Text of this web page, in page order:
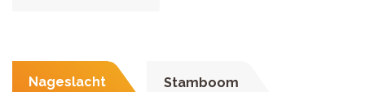
Nageslacht Stamboom